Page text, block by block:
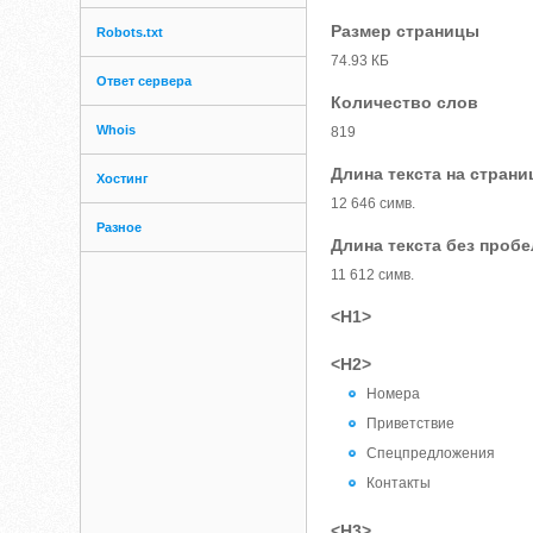
Robots.txt
Ответ сервера
Whois
Хостинг
Разное
Размер страницы
74.93 КБ
Количество слов
819
Длина текста на
12 646 симв.
Длина текста без
11 612 симв.
<H1>
<H2>
Номера
Приветствие
Спецпредложения
Контакты